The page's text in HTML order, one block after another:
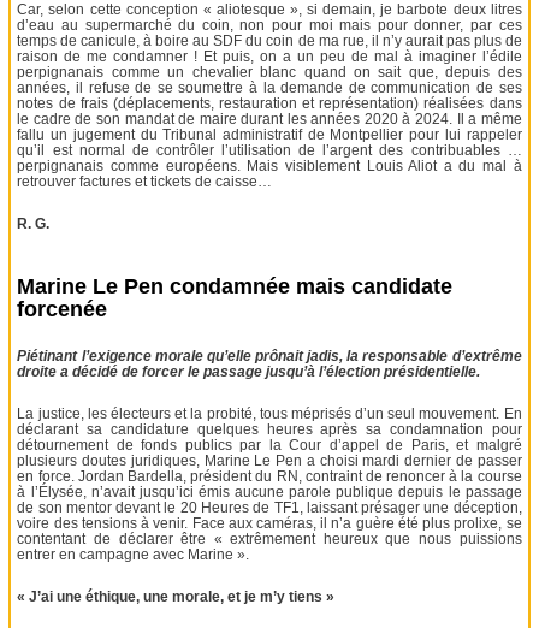
Car, selon cette conception « aliotesque », si demain, je barbote deux litres
d’eau au supermarché du coin, non pour moi mais pour donner, par ces
temps de canicule, à boire au SDF du coin de ma rue, il n’y aurait pas plus de
raison de me condamner ! Et puis, on a un peu de mal à imaginer l’édile
perpignanais comme un chevalier blanc quand on sait que, depuis des
années, il refuse de se soumettre à la demande de communication de ses
notes de frais (déplacements, restauration et représentation) réalisées dans
le cadre de son mandat de maire durant les années 2020 à 2024. Il a même
fallu un jugement du Tribunal administratif de Montpellier pour lui rappeler
qu’il est normal de contrôler l’utilisation de l’argent des contribuables …
perpignanais comme européens. Mais visiblement Louis Aliot a du mal à
retrouver factures et tickets de caisse…
R. G.
Marine Le Pen condamnée mais candidate
forcenée
Piétinant l’exigence morale qu’elle prônait jadis, la responsable d’extrême
droite a décidé de forcer le passage jusqu’à l’élection présidentielle.
La justice, les électeurs et la probité, tous méprisés d’un seul mouvement. En
déclarant sa candidature quelques heures après sa condamnation pour
détournement de fonds publics par la Cour d’appel de Paris, et malgré
plusieurs doutes juridiques, Marine Le Pen a choisi mardi dernier de passer
en force. Jordan Bardella, président du RN, contraint de renoncer à la course
à l’Élysée, n’avait jusqu’ici émis aucune parole publique depuis le passage
de son mentor devant le 20 Heures de TF1, laissant présager une déception,
voire des tensions à venir. Face aux caméras, il n’a guère été plus prolixe, se
contentant de déclarer être « extrêmement heureux que nous puissions
entrer en campagne avec Marine ».
« J’ai une éthique, une morale, et je m’y tiens »